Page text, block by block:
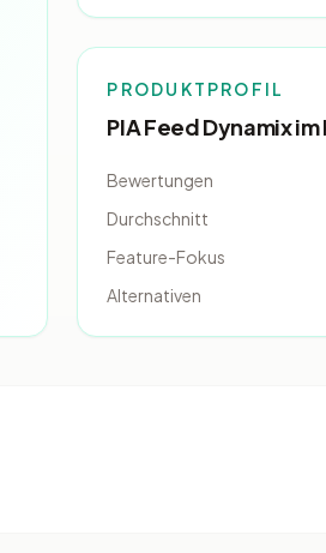
PRODUKTPROFIL
PIA Feed Dynamix
Bewertungen
Durchschnitt
Feature-Fokus
Alternativen